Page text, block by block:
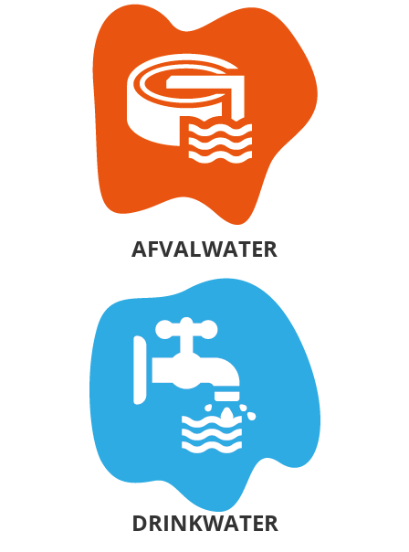
AFVALWATER
DRINKWATER